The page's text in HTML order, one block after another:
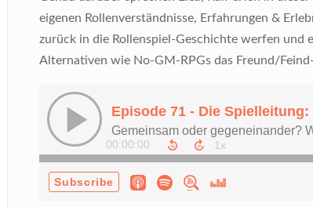
eigenen Rollenverständnisse, Erfahrungen &
zurück in die Rollenspiel-Geschichte werfen und
Alternativen wie No-GM-RPGs das Freund/